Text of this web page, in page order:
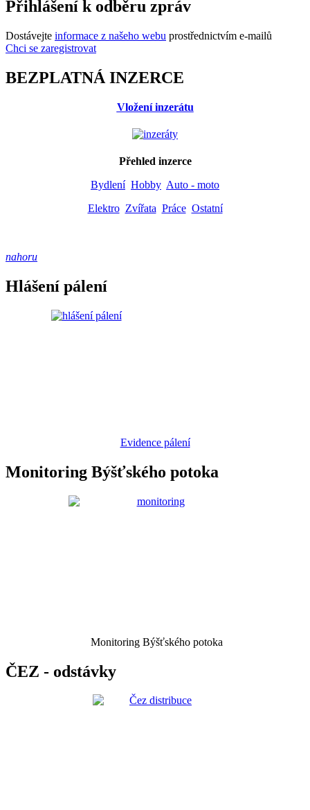
Přihlášení k odběru zpráv
Dostávejte informace z našeho webu prostřednictvím e-mailů
Chci se zaregistrovat
BEZPLATNÁ INZERCE
Vložení inzerátu
Přehled inzerce
Bydlení Hobby Auto - moto
Elektro Zvířata Práce Ostatní
nahoru
Hlášení pálení
Evidence pálení
Monitoring Býšťského potoka
Monitoring Býšťského potoka
ČEZ - odstávky